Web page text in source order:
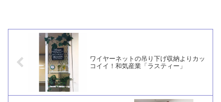
ワイヤーネットの吊り下げ収納よりカッ
コイイ！和気産業「ラスティー」